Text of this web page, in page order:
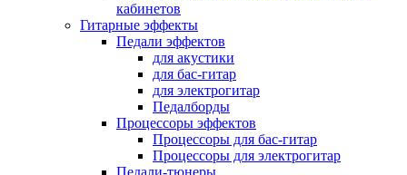
кабинетов
Гитарные эффекты
Педали эффектов
для акустики
для бас-гитар
для электрогитар
Педалборды
Процессоры эффектов
Процессоры для бас-гитар
Процессоры для электрогитар
Педали-тюнеры